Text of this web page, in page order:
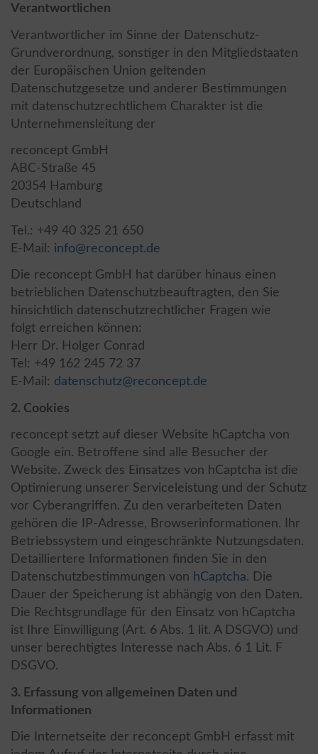
Verantwortlichen
Verantwortlicher im Sinne der Datenschutz-
Grundverordnung, sonstiger in den Mitgliedstaaten
der Europäischen Union geltenden
Datenschutzgesetze und anderer Bestimmungen
mit datenschutzrechtlichem Charakter ist die
Unternehmensleitung der
reconcept GmbH
ABC-Straße 45
20354 Hamburg
Deutschland
Tel.: +49 40 325 21 650
E-Mail: info@reconcept.de
Die reconcept GmbH hat darüber hinaus einen
betrieblichen Datenschutzbeauftragten, den Sie
hinsichtlich datenschutzrechtlicher Fragen wie
folgt erreichen können:
Herr Dr. Holger Conrad
Tel: +49 162 245 72 37
E-Mail: datenschutz@reconcept.de
2. Cookies
reconcept setzt auf dieser Website hCaptcha von
Google ein. Betroffene sind alle Besucher der
Website. Zweck des Einsatzes von hCaptcha ist die
Optimierung unserer Serviceleistung und der Schutz
vor Cyberangriffen. Zu den verarbeiteten Daten
gehören die IP-Adresse, Browserinformationen. Ihr
Betriebssystem und eingeschränkte Nutzungsdaten.
Detailliertere Informationen finden Sie in den
Datenschutzbestimmungen von hCaptcha. Die
Dauer der Speicherung ist abhängig von den Daten.
Die Rechtsgrundlage für den Einsatz von hCaptcha
ist Ihre Einwilligung (Art. 6 Abs. 1 lit. A DSGVO) und
unser berechtigtes Interesse nach Abs. 6 1 Lit. F
DSGVO.
3. Erfassung von allgemeinen Daten und
Informationen
Die Internetseite der reconcept GmbH erfasst mit